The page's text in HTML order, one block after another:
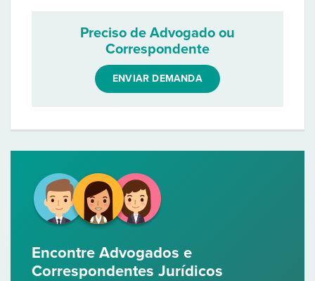
Preciso de Advogado ou
Correspondente
ENVIAR DEMANDA
Encontre Advogados e
Correspondentes Jurídicos